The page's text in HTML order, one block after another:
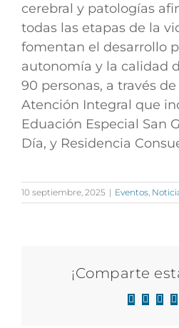
cerebral y patologías
todas las etapas de la
fomentan el desarrollo
autonomía y la calidad
90 personas, a través
Atención Integral que
Eduación Especial San
Día, y Residencia
10 septiembre, 2025 | Eventos,
¡Comparte
Facebook
X